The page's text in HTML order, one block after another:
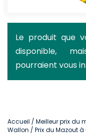
Message
d'état
Le produit que
disponible,
pourraient vous
Accueil / Meilleur prix du
Wallon / Prix du Mazout